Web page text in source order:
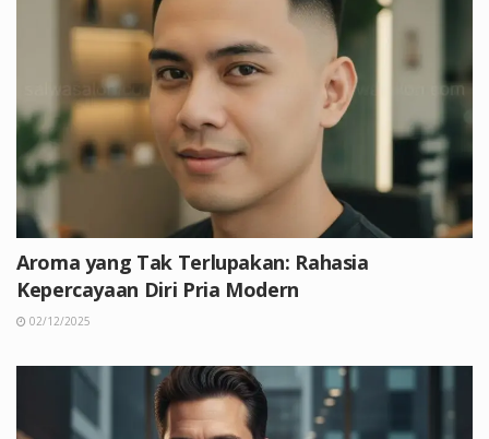
Aroma yang Tak Terlupakan: Rahasia
Kepercayaan Diri Pria Modern
02/12/2025